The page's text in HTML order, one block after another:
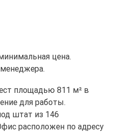
цена.
площадью 811 м² в
для работы.
штат из 146
расположен по адресу